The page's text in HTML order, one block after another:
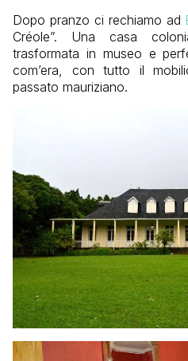
Dopo pranzo ci rechiamo ad
Créole”. Una casa
trasformata in museo e
com’era, con tutto il
passato mauriziano.